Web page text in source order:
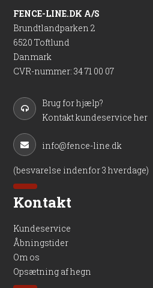
FENCE-LINE.DK A/S
Brundtlandparken 2
6520 Toftlund
Danmark
CVR-nummer: 34 71 00 07
Brug for hjælp?
Kontakt kundeservice her
info@fence-line.dk
(besvarelse indenfor 3 hverdage)
Kontakt
Kundeservice
Åbningstider
Om os
Opsætning af hegn